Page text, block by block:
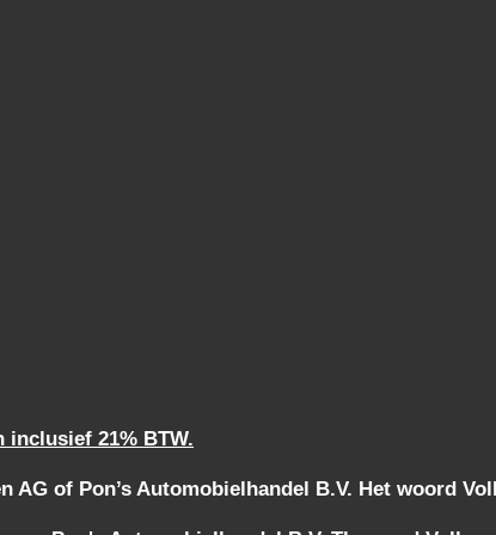
21% BTW.
of Pon’s Automobielhandel B.V. Het woord